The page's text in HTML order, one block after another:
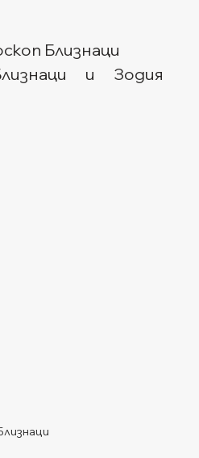
Близнаци
и Зодия